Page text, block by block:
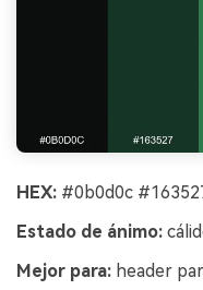
HEX: #0b0d0c
Estado de ánimo:
Mejor para: header